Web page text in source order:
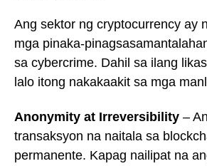
Ang sektor ng cryptocurrency ay
mga pinaka-
sa cybercrime. Dahil sa ilang
lalo itong nakakaakit sa mga
Anonymity at Irreversibility –
transaksyon na naitala sa
permanente. Kapag nailipat na